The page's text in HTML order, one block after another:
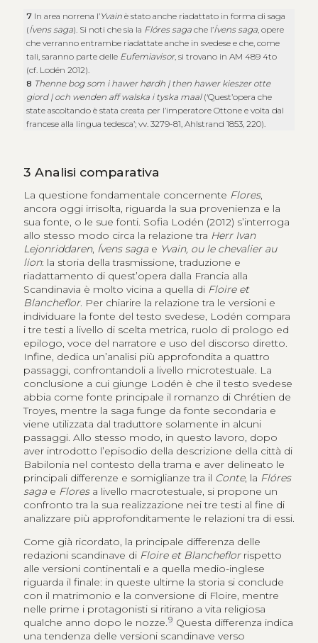
7 In area norrena l’Yvain è stato anche riadattato in forma di saga
(Ívens saga). Si noti che sia la Flóres saga che l’Ívens saga, opere
che verranno entrambe riadattate anche in svedese e che, come
tali, saranno parte delle Eufemiavisor, si trovano in AM 489 4to
(cf. Lodén 2012).
8 Thenne bog som i hawer hørdh | then hawer kieszer otte
giord | och wenden aff walska i tyska maal(‘Quest’opera che
state ascoltando è stata creata per l’imperatore Ottone e volta dal
francese alla lingua tedesca’; vv. 3279-81, Ahlstrand 1853, 220).
3 Analisi comparativa
La questione fondamentale concernente Flores,
ancora oggi irrisolta, riguarda la sua provenienza e la
sua fonte, o le sue fonti. Sofia Lodén (2012) s’interroga
allo stesso modo circa la relazione tra Herr Ivan
Lejonriddaren, Ívens sagae Yvain, ou le chevalier au
lion: la storia della trasmissione, traduzione e
riadattamento di quest’opera dalla Francia alla
Scandinavia è molto vicina a quella di Floire et
Blancheflor. Per chiarire la relazione tra le versioni e
individuare la fonte del testo svedese, Lodén compara
i tre testi a livello di scelta metrica, ruolo di prologo ed
epilogo, voce del narratore e uso del discorso diretto.
Infine, dedica un’analisi più approfondita a quattro
passaggi, confrontandoli a livello microtestuale. La
conclusione a cui giunge Lodén è che il testo svedese
abbia come fonte principale il romanzo di Chrétien de
Troyes, mentre la saga funge da fonte secondaria e
viene utilizzata dal traduttore solamente in alcuni
passaggi. Allo stesso modo, in questo lavoro, dopo
aver introdotto l’episodio della descrizione della città di
Babilonia nel contesto della trama e aver delineato le
principali differenze e somiglianze tra il Conte, la Flóres
sagae Floresa livello macrotestuale, si propone un
confronto tra la sua realizzazione nei tre testi al fine di
analizzare più approfonditamente le relazioni tra di essi.
Come già ricordato, la principale differenza delle
redazioni scandinave di Floire et Blancheflorrispetto
alle versioni continentali e a quella medio-inglese
riguarda il finale: in queste ultime la storia si conclude
con il matrimonio e la conversione di Floire, mentre
nelle prime i protagonisti si ritirano a vita religiosa
qualche anno dopo le nozze.9 Questa differenza indica
una tendenza delle versioni scandinave verso